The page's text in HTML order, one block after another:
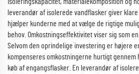
leverandør af isolerede vandflasker giver
hjælper kunderne med at vælge de rigtige
behov. Omkostningseffektivitet viser sig som
Selvom den oprindelige investering er højere
kompenseres omkostningerne hurtigt
køb af engangsflasker. En leverandør af